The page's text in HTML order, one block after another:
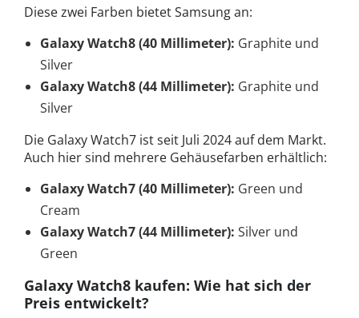
Diese zwei Farben bietet Samsung an:
Galaxy Watch8 (40 Millimeter): Graphite und
Silver
Galaxy Watch8 (44 Millimeter): Graphite und
Silver
Die Galaxy Watch7 ist seit Juli 2024 auf dem Markt.
Auch hier sind mehrere Gehäusefarben erhältlich:
Galaxy Watch7 (40 Millimeter): Green und
Cream
Galaxy Watch7 (44 Millimeter): Silver und
Green
Galaxy Watch8 kaufen: Wie hat sich der
Preis entwickelt?